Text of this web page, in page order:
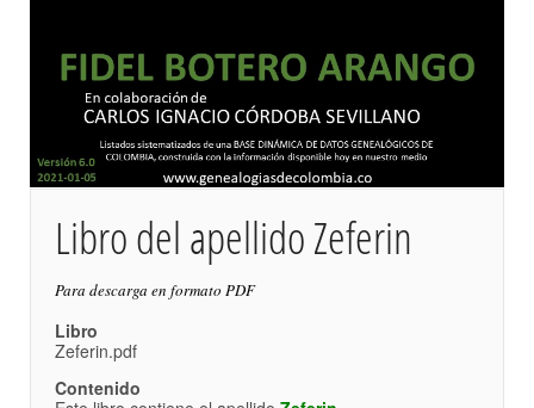
Libro del apellido Zeferin
Para descarga en formato PDF
Libro
Zeferin.pdf
Contenido